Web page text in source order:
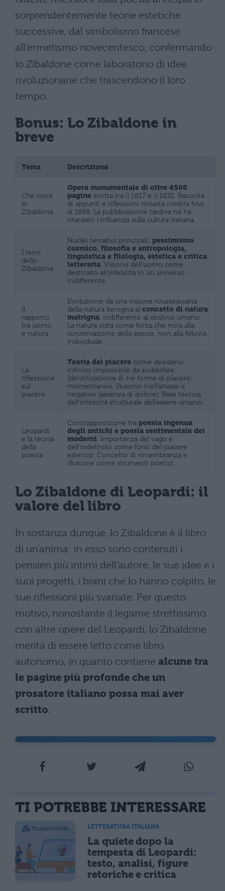
sorprendentemente teorie estetiche
successive, dal simbolismo francese
all’ermetismo novecentesco, confermando
lo Zibaldone come laboratorio di idee
rivoluzionarie che trascendono il loro
tempo.
Bonus: Lo Zibaldone in
breve
Tema Descrizione
Che cos’è
lo
Zibaldone
Opera monumentale di oltre 4500
pagine scritta tra il 1817 e il 1832. Raccolta
di appunti e riflessioni rimasta inedita fino
al 1898. La pubblicazione tardiva ne ha
ritardato l’influenza sulla cultura italiana.
I temi
dello
Zibaldone
Nuclei tematici principali: pessimismo
cosmico, filosofia e antropologia,
linguistica e filologia, estetica e critica
letteraria . Visione dell’uomo come
destinato all’infelicità in un universo
indifferente.
Il
rapporto
tra uomo
e natura
Evoluzione da una visione rousseauiana
della natura benigna al concetto di natura
matrigna , indifferente al destino umano.
La natura vista come forza che mira alla
conservazione della specie, non alla felicità
individuale.
La
riflessione
sul
piacere
Teoria del piacere come desiderio
infinito impossibile da soddisfare.
Identificazione di tre forme di piacere:
momentaneo, illusorio (nell’attesa) e
negativo (assenza di dolore). Base teorica
dell’infelicità strutturale dell’essere umano.
Leopardi
e la teoria
della
poesia
Contrapposizione tra poesia ingenua
degli antichi e poesia sentimentale dei
moderni . Importanza del vago e
dell’indefinito come fonti del piacere
estetico. Concetto di rimembranza e
illusione come strumenti poetici.
Lo Zibaldone di Leopardi: il
valore del libro
In sostanza dunque, lo Zibaldone è il libro
di un’anima: in esso sono contenuti i
pensieri più intimi dell’autore, le sue idee e i
suoi progetti, i brani che lo hanno colpito, le
sue riflessioni più svariate. Per questo
motivo, nonostante il legame strettissimo
con altre opere del Leopardi, lo Zibaldone
merita di essere letto come libro
autonomo, in quanto contiene alcune tra
le pagine più profonde che un
prosatore italiano possa mai aver
scritto.
TI POTREBBE INTERESSARE
LETTERATURA ITALIANA
La quiete dopo la
tempesta di Leopardi:
testo, analisi, figure
retoriche e critica